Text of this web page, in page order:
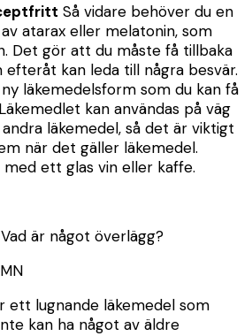
Så vidare behöver du en
atarax eller melatonin, som
Det gör att du måste få tillbaka
efteråt kan leda till några besvär.
läkemedelsform som du kan få
kan användas på väg
läkemedel, så det är viktigt
när det gäller läkemedel.
ett glas vin eller kaffe.
Vad är något överlägg?
ett lugnande läkemedel som
kan ha något av äldre